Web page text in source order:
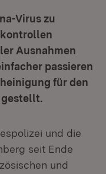
Virus zu
Ausnahmen
passieren
für den
gestellt.
und die
seit Ende
und